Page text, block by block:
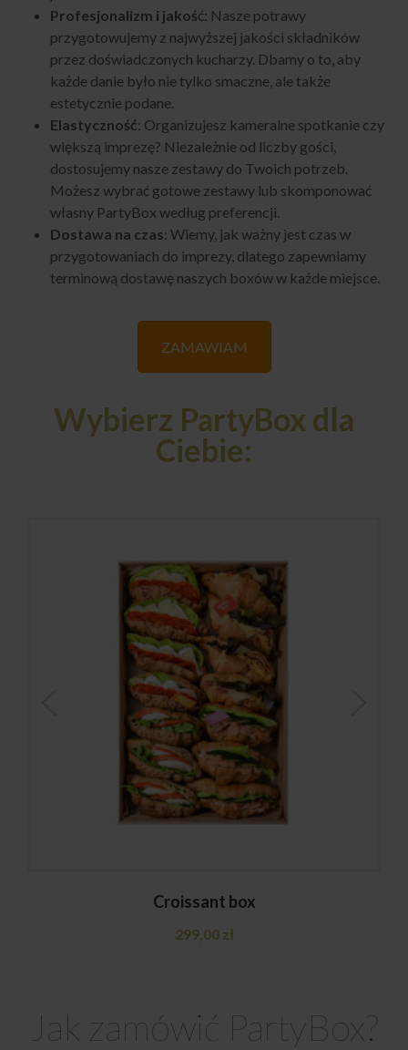
Profesjonalizm i jakość: Nasze potrawy
przygotowujemy z najwyższej jakości składników
przez doświadczonych kucharzy. Dbamy o to, aby
każde danie było nie tylko smaczne, ale także
estetycznie podane.
Elastyczność: Organizujesz kameralne spotkanie czy
większą imprezę? Niezależnie od liczby gości,
dostosujemy nasze zestawy do Twoich potrzeb.
Możesz wybrać gotowe zestawy lub skomponować
własny PartyBox według preferencji.
Dostawa na czas: Wiemy, jak ważny jest czas w
przygotowaniach do imprezy, dlatego zapewniamy
terminową dostawę naszych boxów w każde miejsce.
ZAMAWIAM
Wybierz PartyBox dla
Ciebie:
Croissant box
299,00 zł
Jak zamówić PartyBox?